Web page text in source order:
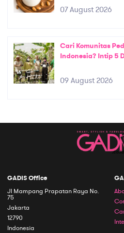
07 August 2026
Cari Komunitas
Indonesia? Intip 5
09 August 2026
GADIS Office
Jl Mampang Prapatan Raya No.
75
Jakarta
12790
Indonesia